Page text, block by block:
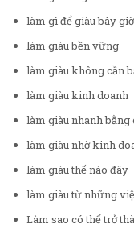
làm gì để giàu bây giờ
làm giàu bền vững
làm giàu không cần
làm giàu kinh doanh
làm giàu nhanh bằng
làm giàu nhờ kinh
làm giàu thế nào đây
làm giàu từ những
Làm sao có thể trở